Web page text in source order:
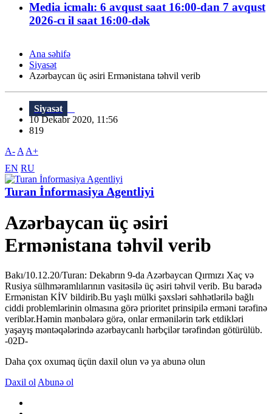
Media icmalı: 6 avqust saat 16:00-dan 7 avqust
2026-cı il saat 16:00-dək
Ana səhifə
Siyasət
Azərbaycan üç əsiri Ermənistana təhvil verib
Siyasət
10 Dekabr 2020, 11:56
819
A- A A+
EN RU
Turan İnformasiya Agentliyi
Azərbaycan üç əsiri
Ermənistana təhvil verib
Bakı/10.12.20/Turan: Dekabrın 9-da Azərbaycan Qırmızı Xaç və
Rusiya sülhməramlılarının vasitəsilə üç əsiri təhvil verib. Bu barədə
Ermənistan KİV bildirib.Bu yaşlı mülki şəxsləri səhhətlərilə bağlı
ciddi problemlərinin olmasına görə prioritet prinsipilə erməni tərəfinə
veriblər.Həmin mənbələrə görə, onlar ermənilərin tərk etdikləri
yaşayış məntəqələrində azərbaycanlı hərbçilər tərəfindən götürülüb.
-02D-
Daha çox oxumaq üçün daxil olun və ya abunə olun
Daxil ol Abunə ol